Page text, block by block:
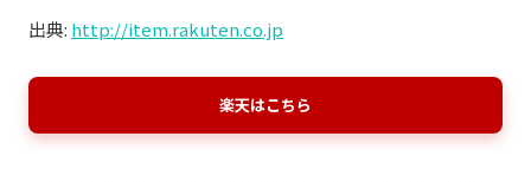
出典: http://item.rakuten.co.jp
楽天はこちら